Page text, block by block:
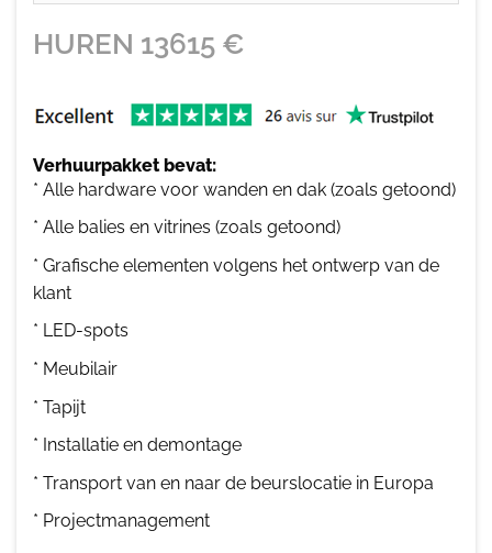
HUREN 13615 €
Verhuurpakket bevat:
* Alle hardware voor wanden en dak (zoals getoond)
* Alle balies en vitrines (zoals getoond)
* Grafische elementen volgens het ontwerp van de
klant
* LED-spots
* Meubilair
* Tapijt
* Installatie en demontage
* Transport van en naar de beurslocatie in Europa
* Projectmanagement